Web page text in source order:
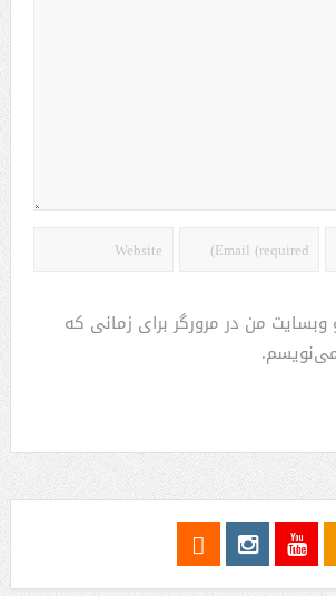
وبسایت من در مرورگر برای زمانی که